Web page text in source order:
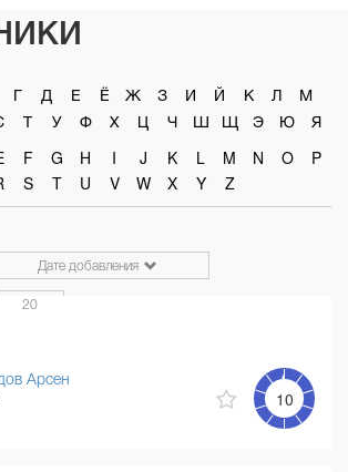
Г Д Е Ё Ж З И Й К Л
М
Т У Ф Х Ц Ч Ш Щ Э Ю
Я
F G H I J K L M N O
P
S T U V W X Y Z
Дате добавления
20
Арсен
10